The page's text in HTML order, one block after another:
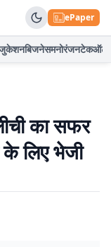
ePaper
बिजनेसमनोरंजनटेकऑटो
का सफर
लिए भेजी